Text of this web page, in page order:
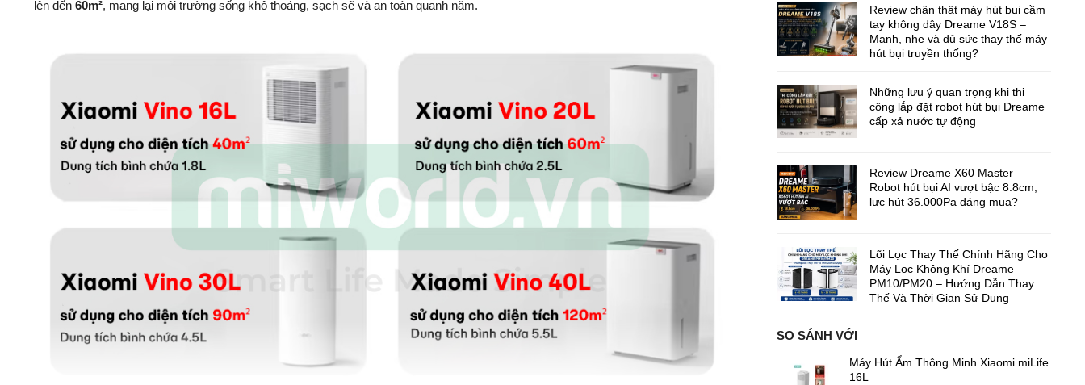
lên đến 60m², mang lại môi trường sống khô thoáng, sạch sẽ và an toàn quanh năm.
Review chân thật máy hút bụi cầm
tay không dây Dreame V18S –
Mạnh, nhẹ và đủ sức thay thế máy
hút bụi truyền thống?
Những lưu ý quan trọng khi thi
công lắp đặt robot hút bụi Dreame
cấp xả nước tự động
Review Dreame X60 Master –
Robot hút bụi AI vượt bậc 8.8cm,
lực hút 36.000Pa đáng mua?
Lõi Lọc Thay Thế Chính Hãng Cho
Máy Lọc Không Khí Dreame
PM10/PM20 – Hướng Dẫn Thay
Thế Và Thời Gian Sử Dụng
SO SÁNH VỚI
Máy Hút Ẩm Thông Minh Xiaomi miLife
16L